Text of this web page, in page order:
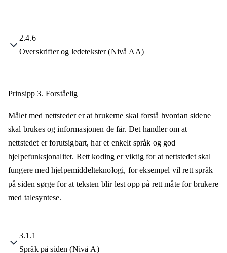
2.4.6
Overskrifter og ledetekster (Nivå AA)
Prinsipp 3. Forståelig
Målet med nettsteder er at brukerne skal forstå hvordan sidene
skal brukes og informasjonen de får. Det handler om at
nettstedet er forutsigbart, har et enkelt språk og god
hjelpefunksjonalitet. Rett koding er viktig for at nettstedet skal
fungere med hjelpemiddelteknologi, for eksempel vil rett språk
på siden sørge for at teksten blir lest opp på rett måte for brukere
med talesyntese.
3.1.1
Språk på siden (Nivå A)